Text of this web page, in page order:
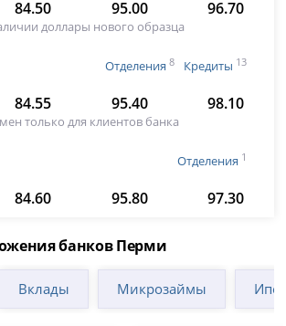
84.50 95.00 96.70
доллары нового образца
Отделения 8 Кредиты 13
84.55 95.40 98.10
только для клиентов банка
Отделения 1
84.60 95.80 97.30
банков Перми
Вклады Микрозаймы